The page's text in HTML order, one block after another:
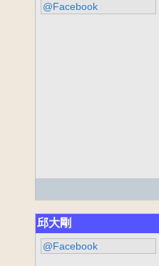
@Facebook
邱大剛
@Facebook